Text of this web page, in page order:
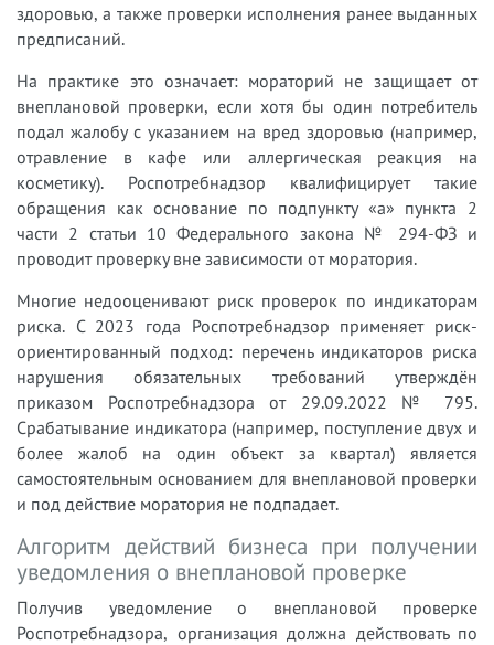
здоровью, а также проверки исполнения ранее выданных
предписаний.
На практике это означает: мораторий не защищает от
внеплановой проверки, если хотя бы один потребитель
подал жалобу с указанием на вред здоровью (например,
отравление в кафе или аллергическая реакция на
косметику). Роспотребнадзор квалифицирует такие
обращения как основание по подпункту «а» пункта 2
части 2 статьи 10 Федерального закона № 294-ФЗ и
проводит проверку вне зависимости от моратория.
Многие недооценивают риск проверок по индикаторам
риска. С 2023 года Роспотребнадзор применяет риск-
ориентированный подход: перечень индикаторов риска
нарушения обязательных требований утверждён
приказом Роспотребнадзора от 29.09.2022 № 795.
Срабатывание индикатора (например, поступление двух и
более жалоб на один объект за квартал) является
самостоятельным основанием для внеплановой проверки
и под действие моратория не подпадает.
Алгоритм действий бизнеса при получении
уведомления о внеплановой проверке
Получив уведомление о внеплановой проверке
Роспотребнадзора, организация должна действовать по